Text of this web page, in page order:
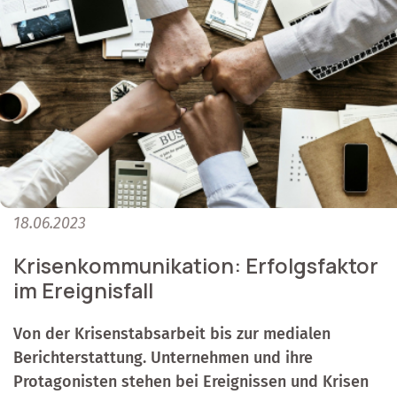
18.06.2023
Krisenkommunikation: Erfolgsfaktor
im Ereignisfall
Von der Krisenstabsarbeit bis zur medialen
Berichterstattung. Unternehmen und ihre
Protagonisten stehen bei Ereignissen und Krisen